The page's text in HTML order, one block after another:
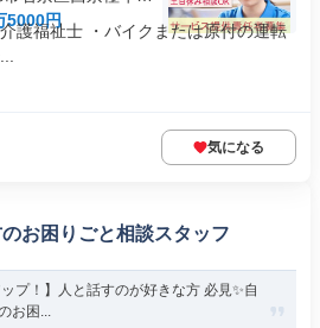
5000円
護福祉士 ・バイクまたは原付の運転
気になる
お困りごと相談スタッフ
プ！】人と話すのが好きな方 必見✨自
お困...